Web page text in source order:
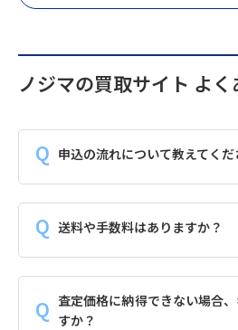
ノジマの買取サイト よ
申込の流れについて教えてくだ
送料や手数料はありますか？
査定価格に納得できない場合
すか？